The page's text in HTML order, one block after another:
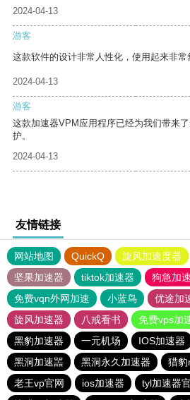
2024-04-13
游客
这款软件的设计非常人性化，使用起来非常
2024-04-13
游客
这款加速器VPM应用程序已经为我们带来
护。
2024-04-13
友情链接
网站地图 QuickQ 旋风加速度器
坚果加速器
tiktok加速器
狗急加
免费vqn外网加速
小蓝鸟 优途加
旋风加速器
八戒看书
免费vps加
黑豹加速器
一元机场 IOS加速器
黑洞加速噐
黑洞永久加速器
猎豹
老王vp官网
ios加速器 tyl加速器